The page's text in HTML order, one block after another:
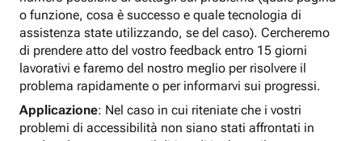
o funzione, cosa è successo e quale tecnologia di
assistenza state utilizzando, se del caso). Cercheremo
di prendere atto del vostro feedback entro 15 giorni
lavorativi e faremo del nostro meglio per risolvere il
problema rapidamente o per informarvi sui progressi.
Applicazione: Nel caso in cui riteniate che i vostri
problemi di accessibilità non siano stati affrontati in